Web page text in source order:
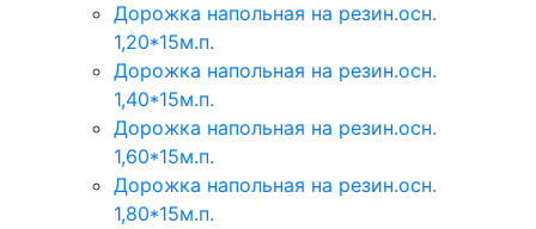
Дорожка напольная на резин.осн.
1,20*15м.п.
Дорожка напольная на резин.осн.
1,40*15м.п.
Дорожка напольная на резин.осн.
1,60*15м.п.
Дорожка напольная на резин.осн.
1,80*15м.п.